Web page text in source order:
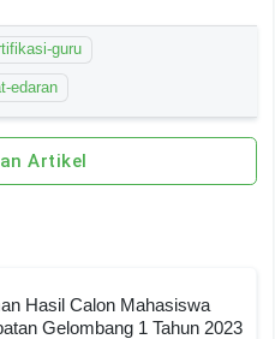
guru
edaran
Artikel
Hasil Calon Mahasiswa
Gelombang 1 Tahun 2023